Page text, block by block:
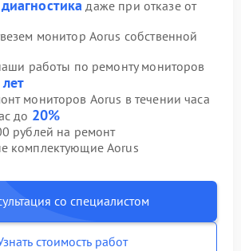
даже при отказе от
монитор Aorus собственной
работы по ремонту мониторов
мониторов Aorus в течении часа
до 20%
рублей на ремонт
комплектующие Aorus
со специалистом
стоимость работ